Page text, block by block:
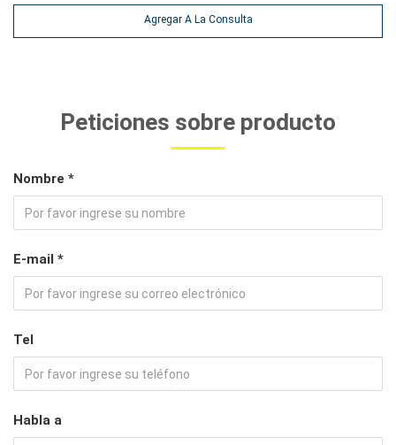
Agregar A La Consulta
Peticiones sobre producto
Nombre *
E-mail *
Tel
Habla a